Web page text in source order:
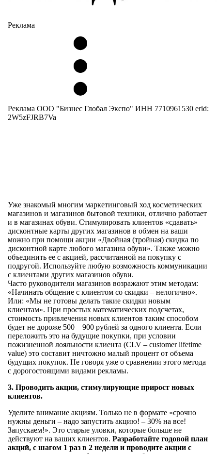
Реклама
Реклама ООО "Бизнес Глобал Экспо" ИНН 7710961530 erid:
2W5zFJRB7Va
Уже знакомый многим маркетинговый ход косметических
магазинов и магазинов бытовой техники, отлично работает
и в магазинах обуви. Стимулировать клиентов «сдавать»
дисконтные карты других магазинов в обмен на ваши
можно при помощи акции «Двойная (тройная) скидка по
дисконтной карте любого магазина обуви». Также можно
объединить ее с акцией, рассчитанной на покупку с
подругой. Используйте любую возможность коммуникации
с клиентами других магазинов обуви.
Часто руководители магазинов возражают этим методам:
«Начинать общение с клиентом со скидки – нелогично».
Или: «Мы не готовы делать такие скидки новым
клиентам». При простых математических подсчетах,
стоимость привлечения новых клиентов таким способом
будет не дороже 500 – 900 рублей за одного клиента. Если
переложить это на будущие покупки, при условии
пожизненной лояльности клиента (CLV – customer lifetime
value) это составит ничтожно малый процент от объема
будущих покупок. Не говоря уже о сравнении этого метода
с дорогостоящими видами рекламы.
3. Проводить акции, стимулирующие прирост новых
клиентов.
Уделите внимание акциям. Только не в формате «срочно
нужны деньги – надо запустить акцию! – 30% на все!
Запускаем!». Это старые уловки, которые больше не
действуют на ваших клиентов. Разработайте годовой план
акций, с шагом 1 раз в 2 недели и проводите акции с